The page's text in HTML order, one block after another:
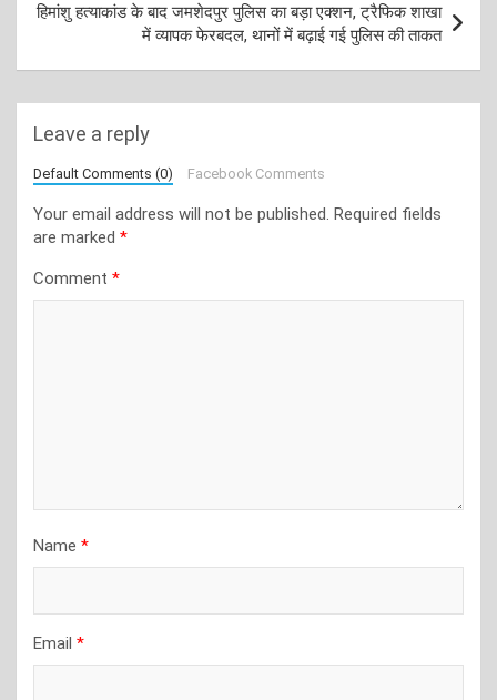
हिमांशु हत्याकांड के बाद जमशेदपुर पुलिस का बड़ा एक्शन, ट्रैफिक शाखा
में व्यापक फेरबदल, थानों में बढ़ाई गई पुलिस की ताकत
Leave a reply
Default Comments (0) Facebook Comments
Your email address will not be published. Required fields
are marked *
Comment *
Name *
Email *